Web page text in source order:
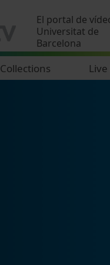
El portal de
Universitat de
Barcelona
Collections